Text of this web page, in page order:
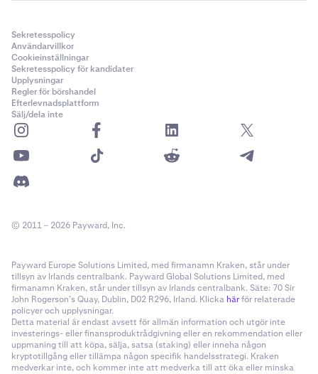
Sekretesspolicy
Användarvillkor
Cookieinställningar
Sekretesspolicy för kandidater
Upplysningar
Regler för börshandel
Efterlevnadsplattform
Sälj/dela inte
© 2011 – 2026 Payward, Inc.
Payward Europe Solutions Limited, med firmanamn Kraken, står under
tillsyn av Irlands centralbank. Payward Global Solutions Limited, med
firmanamn Kraken, står under tillsyn av Irlands centralbank. Säte: 70 Sir
John Rogerson’s Quay, Dublin, D02 R296, Irland. Klicka härför relaterade
policyer och upplysningar.
Detta material är endast avsett för allmän information och utgör inte
investerings- eller finansproduktrådgivning eller en rekommendation eller
uppmaning till att köpa, sälja, satsa (staking) eller inneha någon
kryptotillgång eller tillämpa någon specifik handelsstrategi. Kraken
medverkar inte, och kommer inte att medverka till att öka eller minska